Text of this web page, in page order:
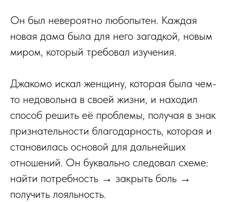
Он был невероятно любопытен. Каждая
новая дама была для него загадкой, новым
миром, который требовал изучения.
Джакомо искал женщину, которая была чем-
то недовольна в своей жизни, и находил
способ решить её проблемы, получая в знак
признательности благодарность, которая и
становилась основой для дальнейших
отношений. Он буквально следовал схеме:
найти потребность → закрыть боль →
получить лояльность.